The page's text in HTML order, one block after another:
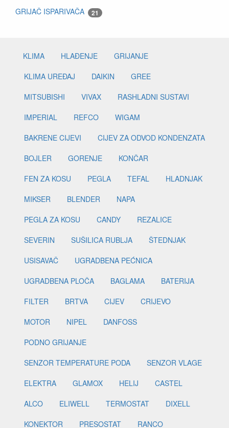
GRIJAČ ISPARIVAČA 21
KLIMA HLAĐENJE
GRIJANJE
KLIMA UREĐAJ
DAIKIN
GREE
MITSUBISHI
VIVAX
RASHLADNI SUSTAVI
IMPERIAL
REFCO
WIGAM
BAKRENE CIJEVI
CIJEV ZA ODVOD KONDENZATA
BOJLER
GORENJE
KONČAR
FEN ZA KOSU
PEGLA TEFAL
HLADNJAK
MIKSER
BLENDER
NAPA
PEGLA ZA KOSU
CANDY
REZALICE
SEVERIN
SUŠILICA RUBLJA
ŠTEDNJAK
USISAVAČ
UGRADBENA PEĆNICA
UGRADBENA PLOČA
BAGLAMA
BATERIJA
FILTER
BRTVA CIJEV
CRIJEVO
MOTOR
NIPEL
DANFOSS
PODNO GRIJANJE
SENZOR TEMPERATURE PODA
SENZOR VLAGE
ELEKTRA
GLAMOX HELIJ
CASTEL
ALCO
ELIWELL TERMOSTAT
DIXELL
KONEKTOR
PRESOSTAT
RANCO